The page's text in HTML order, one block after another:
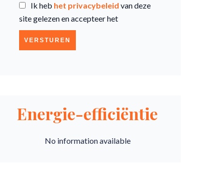
Ik heb het privacybeleid van deze
site gelezen en accepteer het
VERSTUREN
Energie-efficiëntie
No information available